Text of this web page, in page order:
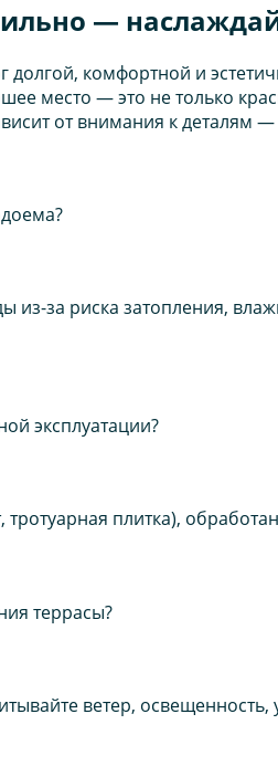
—
комфортной и
место — это не только
от внимания к деталям
из-за риска затопления,
эксплуатации?
плитка),
террасы?
ветер,